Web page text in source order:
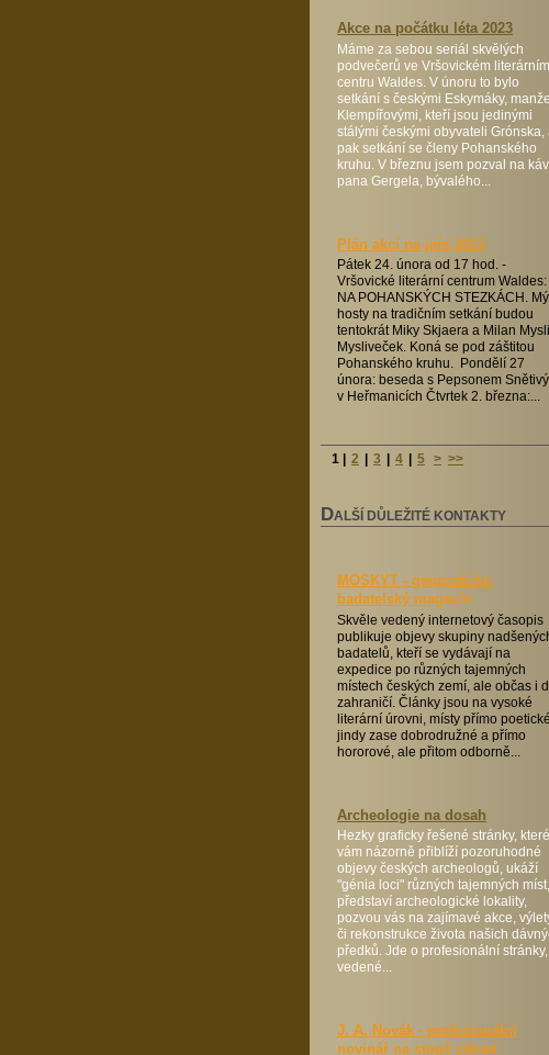
Akce na počátku léta 2023
Máme za sebou seriál skvělých
podvečerů ve Vršovickém literárním
centru Waldes. V únoru to bylo
setkání s českými Eskymáky,
Klempířovými, kteří jsou jedinými
stálými českými obyvateli Grónska,
pak setkání se členy Pohanského
kruhu. V březnu jsem pozval na
pana Gergela, bývalého...
Plán akcí na jaře 2023
Pátek 24. února od 17 hod. -
Vršovické literární centrum Waldes:
NA POHANSKÝCH STEZKÁCH.
hosty na tradičním setkání budou
tentokrát Miky Skjaera a Milan
Mysliveček. Koná se pod záštitou
Pohanského kruhu. Pondělí 27
února: beseda s Pepsonem
v Heřmanicích Čtvrtek 2. března:...
1 2 3 4 5 > >>
DALŠÍ DŮLEŽITÉ KONTAKTY
MOSKYT - geograficko
badatelský magazín
Skvěle vedený internetový časopis
publikuje objevy skupiny
badatelů, kteří se vydávají na
expedice po různých tajemných
místech českých zemí, ale občas i
zahraničí. Články jsou na vysoké
literární úrovni, místy přímo poetické,
jindy zase dobrodružné a přímo
hororové, ale přitom odborně...
Archeologie na dosah
Hezky graficky řešené stránky, které
vám názorně přiblíží pozoruhodné
objevy českých archeologů, ukáží
"génia loci" různých tajemných míst,
představí archeologické lokality,
pozvou vás na zajímavé akce,
či rekonstrukce života našich
předků. Jde o profesionální stránky,
vedené...
J. A. Novák - profesionální
novinář na stopě záhad